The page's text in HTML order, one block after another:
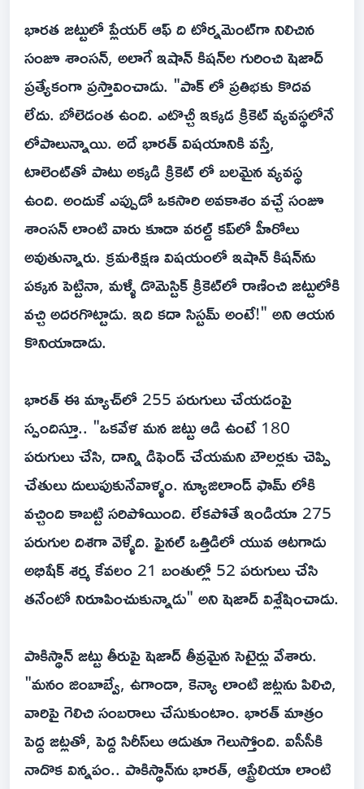
భారత జట్టులో ప్లేయర్ ఆఫ్ ది టోర్నమెంట్‌గా నిలిచిన
సంజూ శాంసన్, అలాగే ఇషాన్ కిషన్‌ల గురించి షెజాద్
ప్రత్యేకంగా ప్రస్తావించాడు. "పాక్ లో ప్రతిభకు కొదవ
లేదు. బోలెడంత ఉంది. ఎటొచ్చీ ఇక్కడ క్రికెట్ వ్యవస్థలోనే
లోపాలున్నాయి. అదే భారత్‌ విషయానికి వస్తే,
టాలెంట్‌తో పాటు అక్కడి క్రికెట్ లో బలమైన వ్యవస్థ
ఉంది. అందుకే ఎప్పుడో ఒకసారి అవకాశం వచ్చే సంజూ
శాంసన్ లాంటి వారు కూడా వరల్డ్ కప్‌లో హీరోలు
అవుతున్నారు. క్రమశిక్షణ విషయంలో ఇషాన్ కిషన్‌ను
పక్కన పెట్టినా, మళ్ళీ డొమెస్టిక్ క్రికెట్‌లో రాణించి జట్టులోకి
వచ్చి అదరగొట్టాడు. ఇది కదా సిస్టమ్ అంటే!" అని ఆయన
కొనియాడాడు.
భారత్ ఈ మ్యాచ్‌లో 255 పరుగులు చేయడంపై
స్పందిస్తూ.. "ఒకవేళ మన జట్టు ఆడి ఉంటే 180
పరుగులు చేసి, దాన్ని డిఫెండ్ చేయమని బౌలర్లకు చెప్పి
చేతులు దులుపుకునేవాళ్ళం. న్యూజిలాండ్ ఫామ్ లోకి
వచ్చింది కాబట్టి సరిపోయింది. లేకపోతే ఇండియా 275
పరుగుల దిశగా వెళ్ళేది. ఫైనల్ ఒత్తిడిలో యువ ఆటగాడు
అభిషేక్ శర్మ కేవలం 21 బంతుల్లో 52 పరుగులు చేసి
తనేంటో నిరూపించుకున్నాడు" అని షెజాద్ విశ్లేషించాడు.
పాకిస్థాన్ జట్టు తీరుపై షెజాద్ తీవ్రమైన సెటైర్లు వేశారు.
"మనం జింబాబ్వే, ఉగాండా, కెన్యా లాంటి జట్లను పిలిచి,
వారిపై గెలిచి సంబరాలు చేసుకుంటాం. భారత్ మాత్రం
పెద్ద జట్లతో, పెద్ద సిరీస్‌లు ఆడుతూ గెలుస్తోంది. ఐసీసీకి
నాదొక విన్నపం.. పాకిస్థాన్‌ను భారత్, ఆస్ట్రేలియా లాంటి